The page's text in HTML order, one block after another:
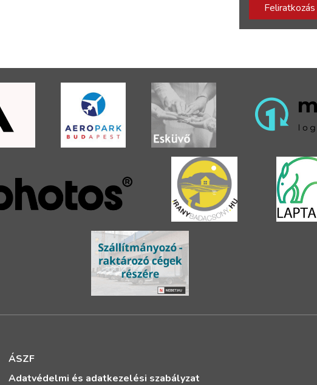
Feliratkozás
ÁSZF
Adatvédelmi és adatkezelési szabályzat